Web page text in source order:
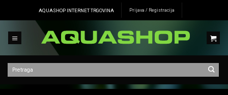
AQUASHOP INTERNET TRGOVINA Prijava / Registracija